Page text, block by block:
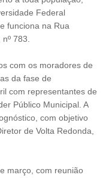
Federal
funciona na Rua
783.
com os moradores de
da fase de
com representantes de
Público Municipal. A
com objetivo
de Volta Redonda,
março, com reunião